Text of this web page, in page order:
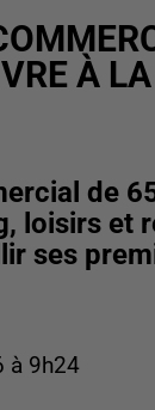
À
de
loisirs et
ses
à 9h24